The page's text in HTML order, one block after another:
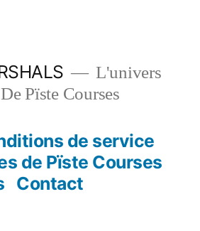
L'univers
Pïste Courses
de service
de Pïste Courses
Contact